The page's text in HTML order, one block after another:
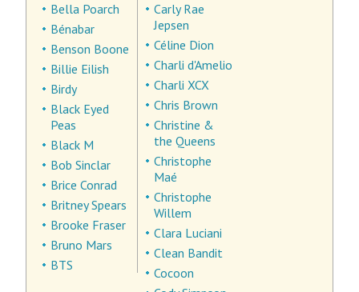
Bella Poarch
Bénabar
Benson Boone
Billie Eilish
Birdy
Black Eyed
Peas
Black M
Bob Sinclar
Brice Conrad
Britney Spears
Brooke Fraser
Bruno Mars
BTS
Carly Rae
Jepsen
Céline Dion
Charli d'Amelio
Charli XCX
Chris Brown
Christine &
the Queens
Christophe
Maé
Christophe
Willem
Clara Luciani
Clean Bandit
Cocoon